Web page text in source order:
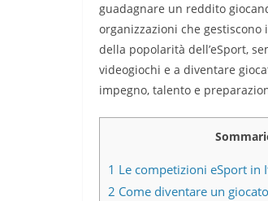
guadagnare un reddito
organizzazioni che
della popolarità dell’eSport,
videogiochi e a diventare
impegno, talento e
1 Le competizioni eSport in
2 Come diventare un